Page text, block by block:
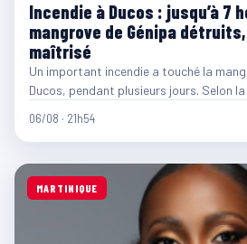
Incendie à Ducos : jusqu’à 7
mangrove de Génipa
maîtrisé
Un important incendie a touché la
Ducos, pendant plusieurs jours. Selon
06/08 · 21h54
MARTINIQUE